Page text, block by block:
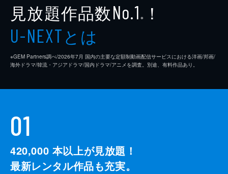
見放題作品数No.1 ※ ！
U-NEXTとは
※GEM Partners調べ/2026年7⽉ 国内の主要な定額制動画配信サービスにおける洋画/邦画/
海外ドラマ/韓流・アジアドラマ/国内ドラマ/アニメを調査。別途、有料作品あり。
01
420,000 本以上が見放題！
最新レンタル作品も充実。